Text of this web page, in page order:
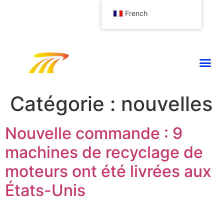
Catégorie : nouvelles
Nouvelle commande : 9
machines de recyclage de
moteurs ont été livrées aux
États-Unis
French